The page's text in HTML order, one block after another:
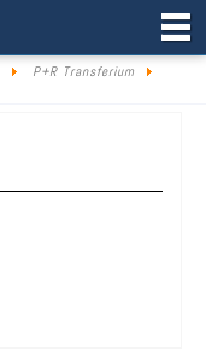
P+R Transferium